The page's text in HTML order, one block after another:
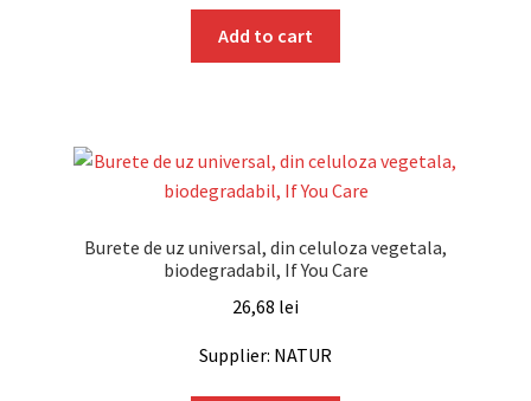
Add to cart
Burete de uz universal, din celuloza vegetala,
biodegradabil, If You Care
26,68 lei
Supplier: NATUR